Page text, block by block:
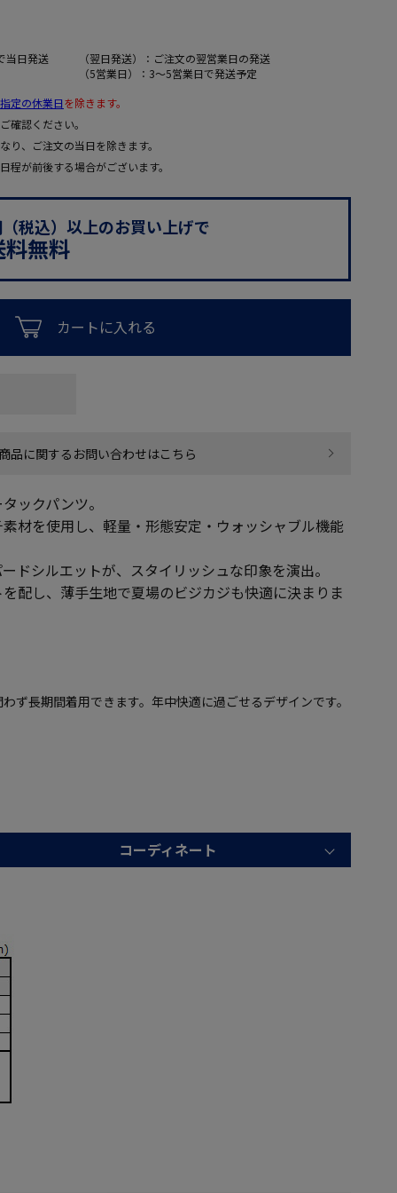
当日発送
（翌日発送）：ご注文の翌営業日の発送
（5営業日）：3～5営業日で発送予定
定の休業日を除きます。
確認ください。
、ご注文の当日を除きます。
が前後する場合がございます。
税込）以上のお買い上げで
無料
カートに入れる
品に関するお問い合わせはこちら
ックパンツ。
材を使用し、軽量・形態安定・ウォッシャブル機能
ドシルエットが、スタイリッシュな印象を演出。
配し、薄手生地で夏場のビジカジも快適に決まりま
ず長期間着用できます。年中快適に過ごせるデザインです。
コーディネート